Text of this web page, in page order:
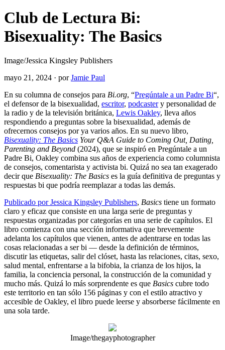
Club de Lectura Bi:
Bisexuality: The Basics
Image/Jessica Kingsley Publishers
mayo 21, 2024 · porJamie Paul
En su columna de consejos para Bi.org, “Pregúntale a un Padre Bi“,
el defensor de la bisexualidad, escritor, podcastery personalidad de
la radio y de la televisión británica, Lewis Oakley, lleva años
respondiendo a preguntas sobre la bisexualidad, además de
ofrecernos consejos por ya varios años. En su nuevo libro,
Bisexuality: The Basics Your Q&A Guide to Coming Out, Dating,
Parenting and Beyond (2024), que se inspiró en Pregúntale a un
Padre Bi, Oakley combina sus años de experiencia como columnista
de consejos, comentarista y activista bi. Quizá no sea tan exagerado
decir que Bisexuality: The Basics es la guía definitiva de preguntas y
respuestas bi que podría reemplazar a todas las demás.
Publicado por Jessica Kingsley Publishers, Basics tiene un formato
claro y eficaz que consiste en una larga serie de preguntas y
respuestas organizadas por categorías en una serie de capítulos. El
libro comienza con una seccíón informativa que brevemente
adelanta los capítulos que vienen, antes de adentrarse en todas las
cosas relacionadas a ser bi — desde la definición de términos,
discutir las etiquetas, salir del clóset, hasta las relaciones, citas, sexo,
salud mental, enfrentarse a la bifobia, la crianza de los hijos, la
familia, la conciencia personal, la construcción de la comunidad y
mucho más. Quizá lo más sorprendente es que Basics cubre todo
este territorio en tan sólo 156 páginas y con el estilo atractivo y
accesible de Oakley, el libro puede leerse y absorberse fácilmente en
una sola tarde.
Image/thegayphotographer